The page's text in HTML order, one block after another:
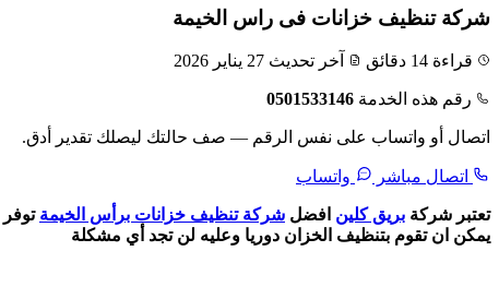
شركة تنظيف خزانات فى راس الخيمة
قراءة 14 دقائق آخر تحديث 27 يناير 2026
رقم هذه الخدمة 0501533146
اتصال أو واتساب على نفس الرقم — صف حالتك ليصلك تقدير أدق.
اتصال مباشر واتساب
تعتبر شركة بريق كلين افضل شركة تنظيف خزانات برأس الخيمة
يمكن ان تقوم بتنظيف الخزان دوريا وعليه لن تجد أي مشكلة